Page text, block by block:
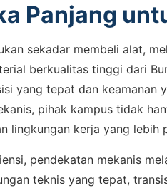
Panjang
sekadar membeli alat,
berkualitas tinggi dari
yang tepat dan keamanan
pihak kampus tidak
lingkungan kerja yang lebih
pendekatan mekanis
teknis yang tepat,